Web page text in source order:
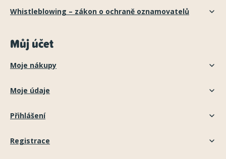
Whistleblowing – zákon o ochraně oznamovatelů
Můj účet
Moje nákupy
Moje údaje
Přihlášení
Registrace